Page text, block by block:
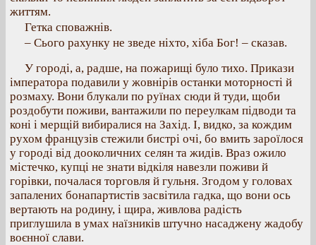
життям.
Гетка споважнів.
– Сього рахунку не зведе ніхто, хіба Бог! – сказав.
У городі, а, радше, на пожарищі було тихо. Прикази
імператора подавили у жовнірів останки моторності й
розмаху. Вони блукали по руїнах сюди й туди, щоби
роздобути поживи, вантажили по переулкам підводи та
коні і мерщій вибиралися на Захід. І, видко, за кождим
рухом французів стежили бистрі очі, бо вмить зароїлося
у городі від дооколичних селян та жидів. Враз ожило
містечко, купці не знати відкіля навезли поживи й
горівки, почалася торговля й гульня. Згодом у головах
запалених бонапартистів засвітила гадка, що вони ось
вертають на родину, і щира, живлова радість
приглушила в умах наїзників штучно насаджену жадобу
воєнної слави.